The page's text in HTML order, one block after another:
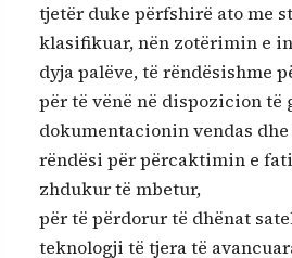
tjetër duke përfshirë ato me
klasifikuar, nën zotërimin e
dyja palëve, të rëndësishme
për të vënë në dispozicion të
dokumentacionin vendas
rëndësi për përcaktimin e
zhdukur të mbetur,
për të përdorur të dhënat
teknologji të tjera të